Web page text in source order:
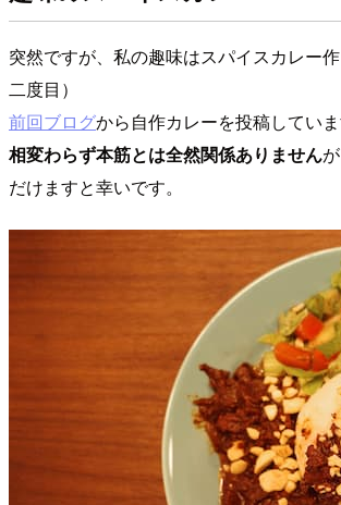
突然ですが、私の趣味はスパイスカレー
二度目）
前回ブログから自作カレーを投稿していま
相変わらず本筋とは全然関係ありません
だけますと幸いです。